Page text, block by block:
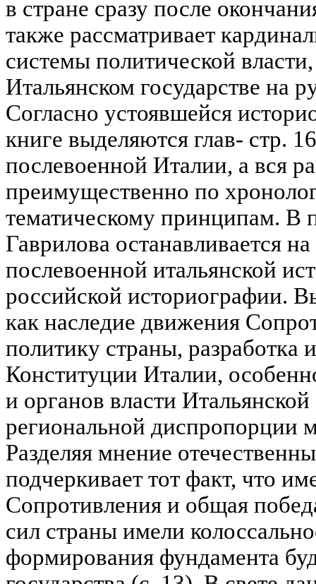
в стране сразу после
также рассматривает
системы политической
Итальянском государстве на
Согласно устоявшейся
книге выделяются глав- стр.
послевоенной Италии, а вся
преимущественно по
тематическому принципам. В
Гаврилова останавливается
послевоенной итальянской
российской историографии.
как наследие движения
политику страны, разработка
Конституции Италии,
и органов власти
региональной
Разделяя мнение
подчеркивает тот факт, что
Сопротивления и общая
сил страны имели
формирования фундамента